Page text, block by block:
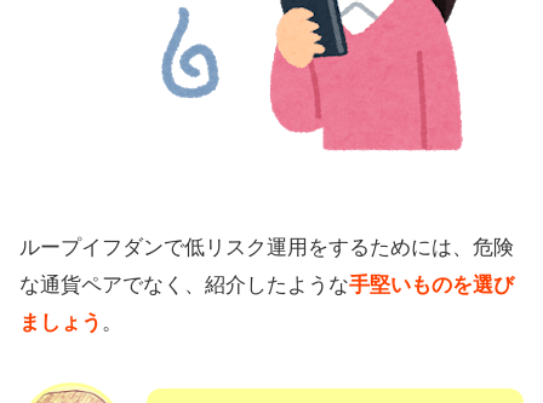
ループイフダンで低リスク運用をするためには、危険
な通貨ペアでなく、紹介したような手堅いものを選び
ましょう 。